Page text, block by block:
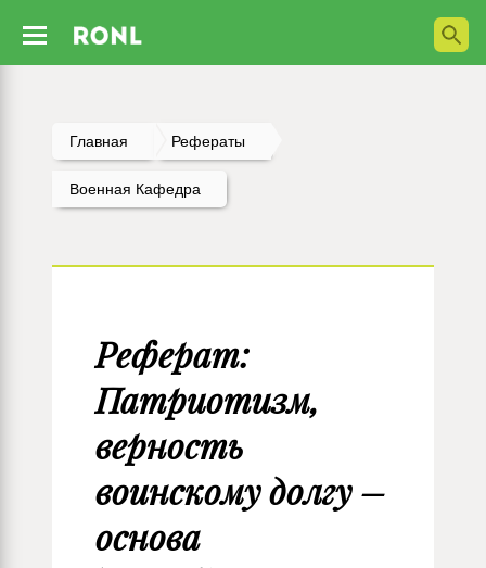
Главная Рефераты
Военная Кафедра
Реферат:
Патриотизм,
верность
воинскому долгу –
основа